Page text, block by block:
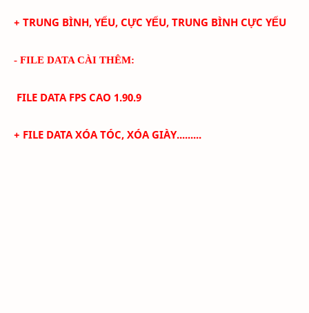
+ TRUNG BÌNH, YẾU, CỰC YẾU, TRUNG BÌNH CỰC YẾU
- FILE DATA CÀI THÊM:
FILE DATA FPS CAO 1.90.9
+ FILE DATA XÓA TÓC, XÓA GIÀY.........